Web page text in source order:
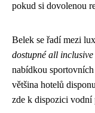
pokud si dovolenou
Belek se řadí mezi
dostupné all
nabídkou
většina hotelů
zde k dispozici vodní